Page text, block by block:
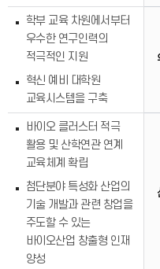
학부 교육 차원에서부터
우수한 연구인력의
적극적인 지원
혁신 예비 대학원
교육시스템을 구축
바이오 클러스터 적극
활용 및 산학연관 연계
교육체계 확립
첨단분야 특성화 산업의
기술 개발과 관련 창업을
주도할 수 있는
바이오산업 창출형 인재
양성